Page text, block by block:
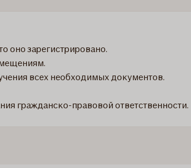
оно зарегистрировано.
всех необходимых документов.
гражданско-правовой ответственности.